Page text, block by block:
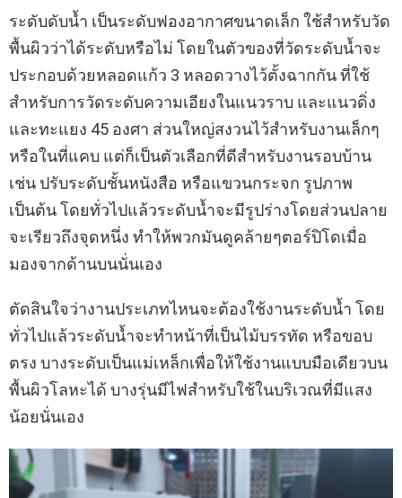
ระดับดับน้ำ เป็นระดับฟองอากาศขนาดเล็ก ใช้สำหรับวัด
พื้นผิวว่าได้ระดับหรือไม่ โดยในตัวของที่วัดระดับน้ำจะ
ประกอบด้วยหลอดแก้ว 3 หลอดวางไว้ตั้งฉากกัน ที่ใช้
สำหรับการวัดระดับความเอียงในแนวราบ และแนวดิ่ง
และทะแยง 45 องศา ส่วนใหญ่สงวนไว้สำหรับงานเล็กๆ
หรือในที่แคบ แต่ก็เป็นตัวเลือกที่ดีสำหรับงานรอบบ้าน
เช่น ปรับระดับชั้นหนังสือ หรือแขวนกระจก รูปภาพ
เป็นต้น โดยทั่วไปแล้วระดับน้ำจะมีรูปร่างโดยส่วนปลาย
จะเรียวถึงจุดหนึ่ง ทำให้พวกมันดูคล้ายๆตอร์ปิโดเมื่อ
มองจากด้านบนนั่นเอง
ตัดสินใจว่างานประเภทไหนจะต้องใช้งานระดับน้ำ โดย
ทั่วไปแล้วระดับน้ำจะทำหน้าที่เป็นไม้บรรทัด หรือขอบ
ตรง บางระดับเป็นแม่เหล็กเพื่อให้ใช้งานแบบมือเดียวบน
พื้นผิวโลหะได้ บางรุ่นมีไฟสำหรับใช้ในบริเวณที่มีแสง
น้อยนั่นเอง